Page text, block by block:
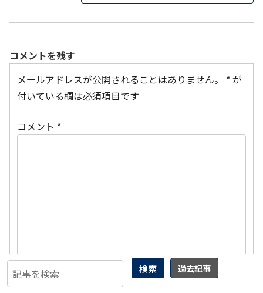
検索 過去記事
コメントを残す
メールアドレスが公開されることはありません。
*が
付いている欄は必須項目です
コメント *